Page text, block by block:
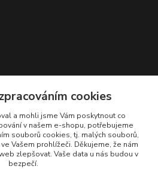
cookies
a mohli jsme Vám poskytnout co
v našem e-shopu, potřebujeme
souborů cookies, tj. malých souborů,
Vašem prohlížeči. Děkujeme, že nám
zlepšovat. Vaše data u nás budou v
bezpečí.